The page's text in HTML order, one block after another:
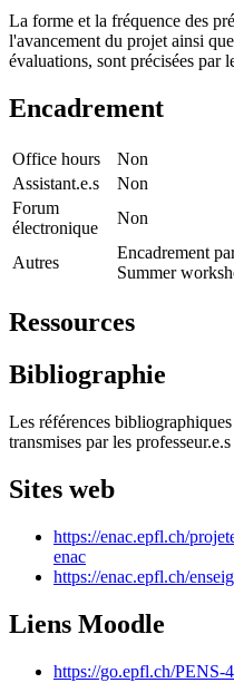
La forme et la fréquence des
l'avancement du projet ainsi
évaluations, sont précisées par
Encadrement
Office hours
Non
Assistant.e.s
Non
Forum
électronique
Non
Autres
Encadrement
Summer
Ressources
Bibliographie
Les références
transmises par les
Sites web
https://enac.epfl.ch/
enac
https://enac.epfl.ch/
Liens Moodle
https://go.epfl.ch/PENS-